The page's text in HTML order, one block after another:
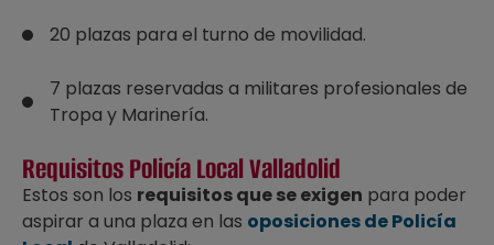
20 plazas para el turno de movilidad.
7 plazas reservadas a militares profesionales de
Tropa y Marinería.
Requisitos Policía Local Valladolid
Estos son los requisitos que se exigen para poder
aspirar a una plaza en las oposiciones de Policía